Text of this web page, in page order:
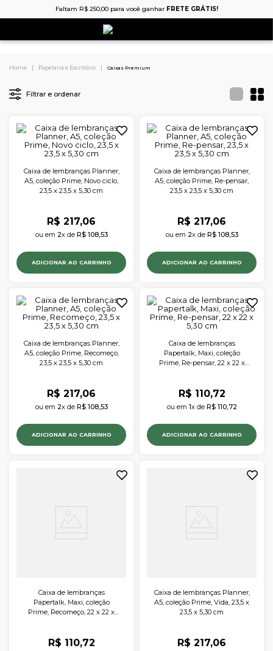
Faltam R$ 250,00para você ganhar FRETE GRÁTIS!
Papelaria e Escritório Caixas Premium
Filtrar e ordenar
Caixa de lembranças Planner,
A5, coleção Prime, Novo ciclo,
23,5 x 23,5 x 5,30 cm
R$ 217,06
ou em 2x de R$ 108,53
ADICIONAR AO CARRINHO
Caixa de lembranças Planner,
A5, coleção Prime, Re-pensar,
23,5 x 23,5 x 5,30 cm
R$ 217,06
ou em 2x de R$ 108,53
ADICIONAR AO CARRINHO
Caixa de lembranças Planner,
A5, coleção Prime, Recomeço,
23,5 x 23,5 x 5,30 cm
R$ 217,06
ou em 2x de R$ 108,53
ADICIONAR AO CARRINHO
Caixa de lembranças
Papertalk, Maxi, coleção
Prime, Re-pensar, 22 x 22 x
R$ 110,72
ou em 1x de R$ 110,72
ADICIONAR AO CARRINHO
Caixa de lembranças
Papertalk, Maxi, coleção
Prime, Recomeço, 22 x 22 x
R$ 110,72
Caixa de lembranças Planner,
A5, coleção Prime, Vida, 23,5 x
23,5 x 5,30 cm
R$ 217,06